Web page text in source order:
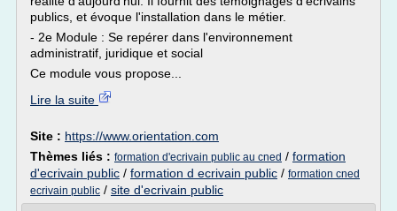
publics, et évoque l'installation dans le métier.
- 2e Module : Se repérer dans l'environnement
administratif, juridique et social
Ce module vous propose...
Lire la suite
Site : https://www.orientation.com
Thèmes liés : formation d'ecrivain public au cned / formation
d'ecrivain public / formation d ecrivain public / formation cned
ecrivain public / site d'ecrivain public